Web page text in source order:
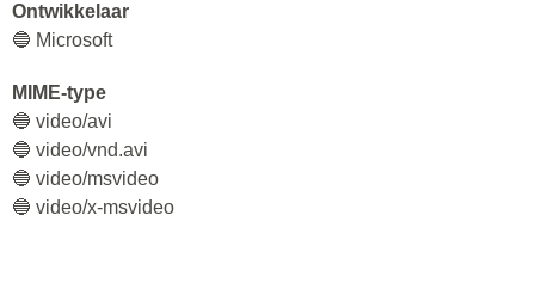
Ontwikkelaar
🔵 Microsoft
MIME-type
🔵 video/avi
🔵 video/vnd.avi
🔵 video/msvideo
🔵 video/x-msvideo